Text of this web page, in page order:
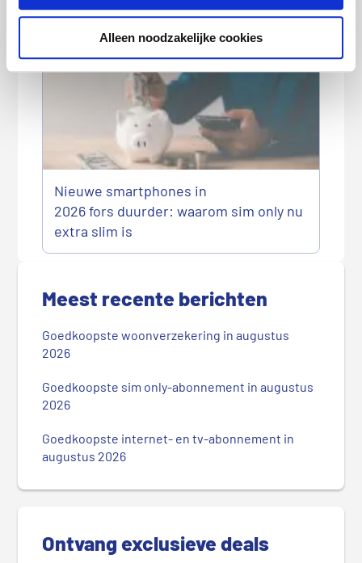
Alleen noodzakelijke cookies
augustus 2026
Nieuwe smartphones in
2026 fors duurder: waarom sim only nu
extra slim is
e
Meest recente berichten
Goedkoopste woonverzekering in augustus
2026
Goedkoopste sim only-abonnement in augustus
2026
Goedkoopste internet- en tv-abonnement in
augustus 2026
Ontvang exclusieve deals